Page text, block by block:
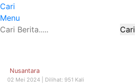
Cari
Menu
Cari
Nusantara
02 Mei 2024 | Dilihat: 951 Kali